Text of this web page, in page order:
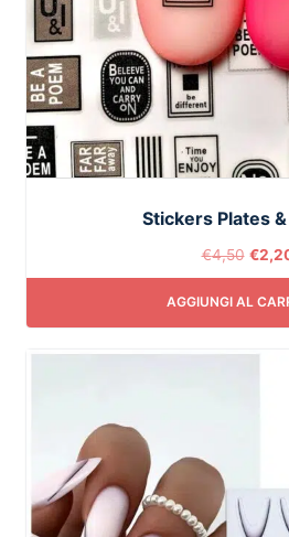
Stickers Plates
€4,50 €
AGGIUNGI AL